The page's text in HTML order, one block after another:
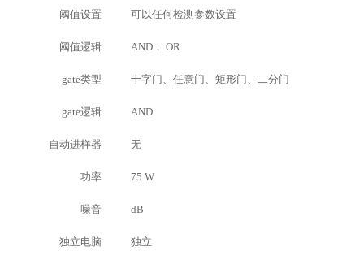
阈值设置 可以任何检测参数设置
阈值逻辑 AND， OR
gate类型 十字门、任意门、矩形门、二分门
gate逻辑 AND
自动进样器 无
功率 75 W
噪音 dB
独立电脑 独立